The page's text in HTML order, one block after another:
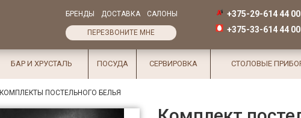
БРЕНДЫ ДОСТАВКА САЛОНЫ
ПЕРЕЗВОНИТЕ МНЕ
+375-29-614 44 00
+375-33-614 44 00
БАР И ХРУСТАЛЬ ПОСУДА СЕРВИРОВКА СТОЛОВЫЕ
КОМПЛЕКТЫ ПОСТЕЛЬНОГО БЕЛЬЯ